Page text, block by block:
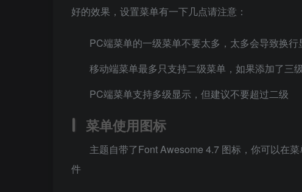
好的效果，设置菜单有一下几点请注意：
PC端菜单的一级菜单不要太多，太多会导致换行
移动端菜单最多只支持二级菜单，如果添加了三
PC端菜单支持多级显示，但建议不要超过二级
菜单使用图标
主题自带了Font Awesome 4.7 图标，你可以在
件